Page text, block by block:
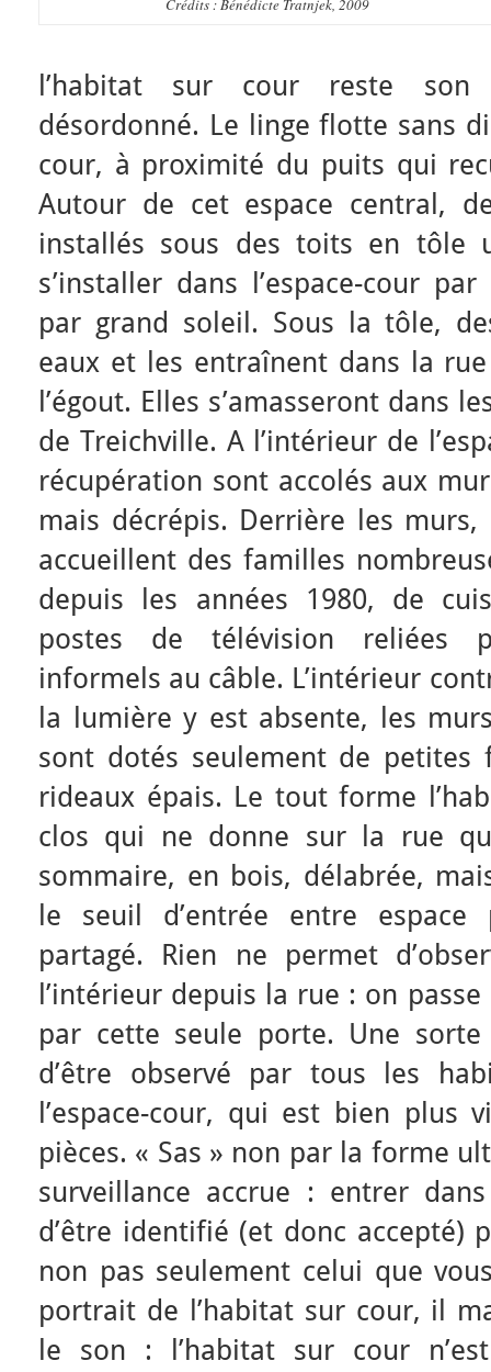
Crédits : Bénédicte Tratnjek, 2009
l’habitat sur cour reste son
désordonné. Le linge flotte sans
cour, à proximité du puits qui
Autour de cet espace central,
installés sous des toits en tôle
s’installer dans l’espace-cour
par grand soleil. Sous la tôle,
eaux et les entraînent dans la
l’égout. Elles s’amasseront dans
de Treichville. A l’intérieur de
récupération sont accolés aux
mais décrépis. Derrière les murs,
accueillent des familles
depuis les années 1980, de
postes de télévision reliées
informels au câble. L’intérieur
la lumière y est absente, les
sont dotés seulement de petites
rideaux épais. Le tout forme
clos qui ne donne sur la rue
sommaire, en bois, délabrée,
le seuil d’entrée entre
partagé. Rien ne permet
l’intérieur depuis la rue : on
par cette seule porte. Une
d’être observé par tous les
l’espace-cour, qui est bien plus
pièces. « Sas » non par la forme
surveillance accrue : entrer dans
d’être identifié (et donc accepté)
non pas seulement celui que
portrait de l’habitat sur cour, il
le son : l’habitat sur cour